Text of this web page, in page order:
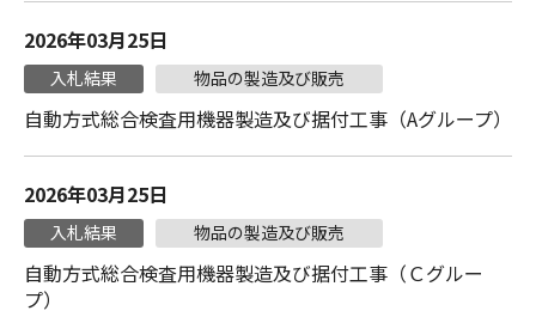
2026年03月25日
入札結果 物品の製造及び販売
自動方式総合検査用機器製造及び据付工事（Aグループ）
2026年03月25日
入札結果 物品の製造及び販売
自動方式総合検査用機器製造及び据付工事（Ｃグルー
プ）